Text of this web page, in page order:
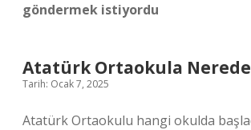
göndermek istiyordu
Atatürk Ortaokula Nerede
Tarih: Ocak 7, 2025
Atatürk Ortaokulu hangi okulda